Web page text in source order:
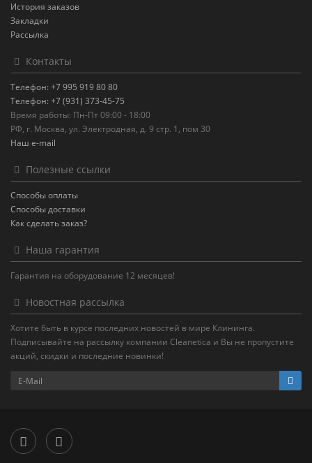
История заказов
Закладки
Рассылка
Контакты
Телефон: +7 995 919 80 80
Телефон: +7 (931) 373-45-75
Время работы: Пн-Пт 09:00 - 18:00
РФ, г. Москва, ул. Электродная, д. 9 стр. 1, пом 30
Наш e-mail
Полезные ссылки
Способы оплаты
Способы доставки
Как сделать заказ?
Наша гарантия
Гарантия на оборудование 12 месяцев!
Новостная рассылка
Хотите быть в курсе последних новостей в мире Клининга.
Подписывайте на рассылку компании Cleanetica и Вы не пропустите
акций, скидки и последние новинки!